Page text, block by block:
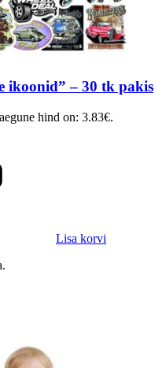
ikoonid” – 30 tk pakis
hind on: 3.83€.
Lisa korvi